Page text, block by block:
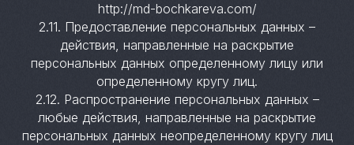
http://md-bochkareva.com/
2.11. Предоставление персональных данных –
действия, направленные на раскрытие
персональных данных определенному лицу или
определенному кругу лиц.
2.12. Распространение персональных данных –
любые действия, направленные на раскрытие
персональных данных неопределенному кругу лиц